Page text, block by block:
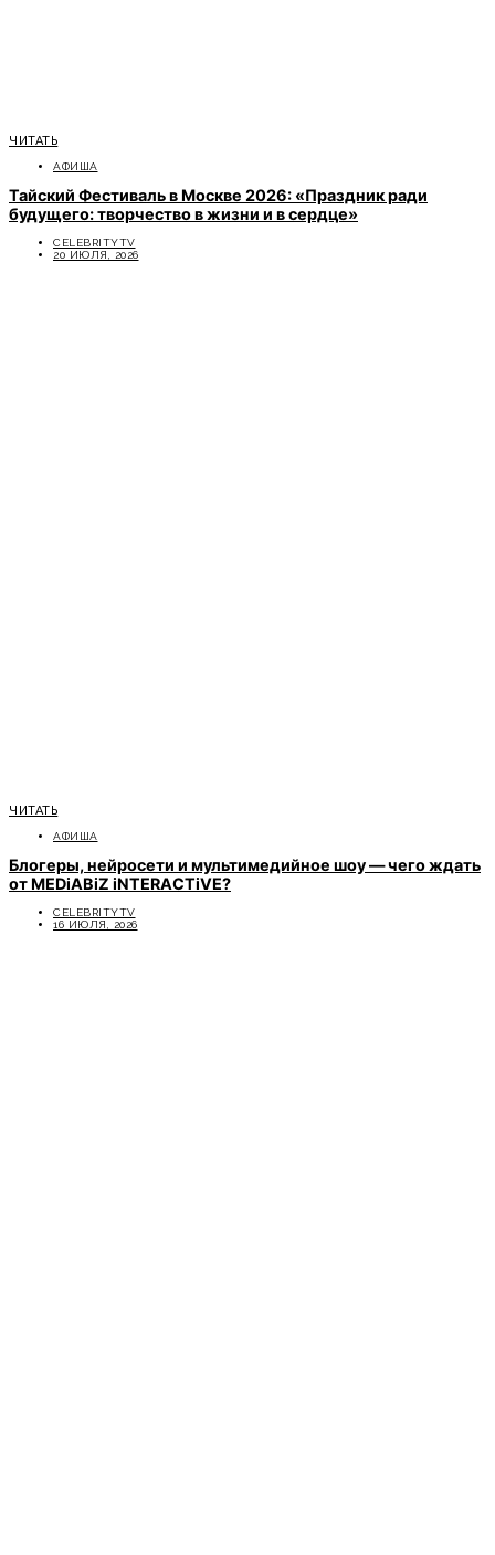
ЧИТАТЬ
АФИША
Тайский Фестиваль в Москве 2026: «Праздник ради
будущего: творчество в жизни и в сердце»
CELEBRITYTV
20 ИЮЛЯ, 2026
ЧИТАТЬ
АФИША
Блогеры, нейросети и мультимедийное шоу — чего ждать
от MEDiABiZ iNTERACTiVE?
CELEBRITYTV
16 ИЮЛЯ, 2026